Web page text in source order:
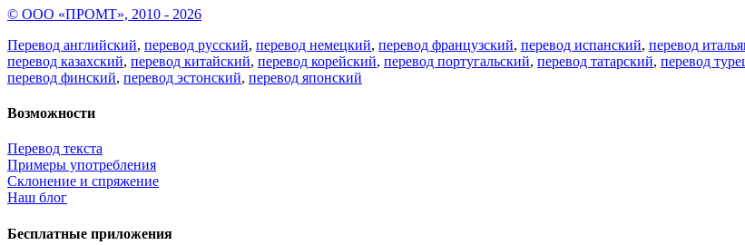
© ООО «ПРОМТ», 2010 - 2026
Перевод английский, перевод русский, перевод немецкий, перевод французский, перевод испанский, перевод
перевод казахский, перевод китайский, перевод корейский, перевод португальский, перевод татарский, перевод
перевод финский, перевод эстонский, перевод японский
Возможности
Перевод текста
Примеры употребления
Склонение и спряжение
Наш блог
Бесплатные приложения